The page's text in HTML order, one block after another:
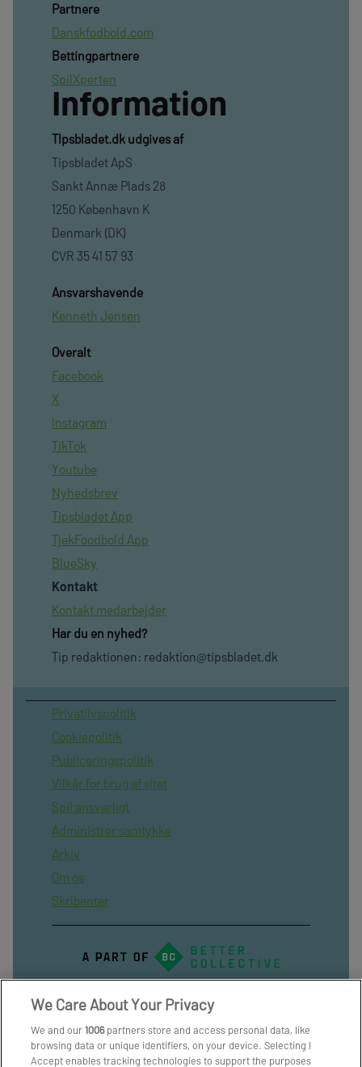
Partnere
Danskfodbold.com
Bettingpartnere
SpilXperten
Information
TIpsbladet.dk udgives af
Tipsbladet ApS
Sankt Annæ Plads 28
1250 København K
Denmark (DK)
CVR 35 41 57 93
Ansvarshavende
Kenneth Jensen
Overalt
Facebook
X
Instagram
TikTok
Youtube
Nyhedsbrev
Tipsbladet App
TjekFoodbold App
BlueSky
Kontakt
Kontakt medarbejder
Har du en nyhed?
Tip redaktionen: redaktion@tipsbladet.dk
Privatilvspolitik
Cookiepolitik
Publiceringspolitik
Vilkår for brug af sitet
Spil ansvarligt
Administrer samtykke
Arkiv
Om os
Skribenter
We Care About Your Privacy
We and our1006partners store and access personal data, like
browsing data or unique identifiers, on your device. Selecting I
Accept enables tracking technologies to support the purposes